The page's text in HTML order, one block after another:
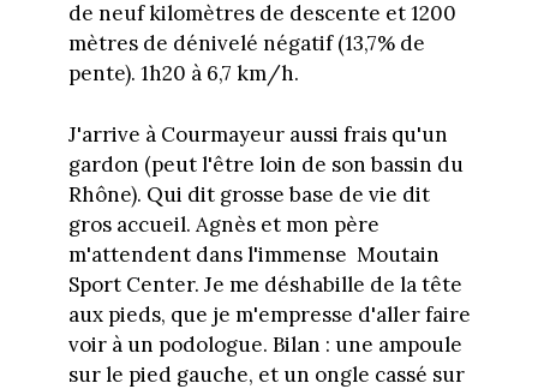
de neuf kilomètres de descente et 1200
mètres de dénivelé négatif (13,7% de
pente). 1h20 à 6,7 km/h.
J'arrive à Courmayeur aussi frais qu'un
gardon (peut l'être loin de son bassin du
Rhône). Qui dit grosse base de vie dit
gros accueil. Agnès et mon père
m'attendent dans l'immense Moutain
Sport Center. Je me déshabille de la tête
aux pieds, que je m'empresse d'aller faire
voir à un podologue. Bilan : une ampoule
sur le pied gauche, et un ongle cassé sur